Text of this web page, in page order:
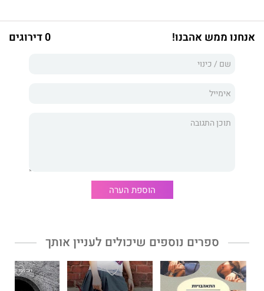
בספינת תענוגות בים הבלטי, משימה שציפתה לה מאוד.
שמבקש שתעבור לגור אתו כשהיא לא בטוחה במהלך הזה.
נדמה שהמים שתחת הספינה נעשים שקטים וגם בקרב אורחי
לורה שבדיוק נהנתה ממשקה אלכוהולי, שומעת חבטה מכיוון המים
ומבחינה באישה שבה נתקלה מספר פעמים, טובעת בתוך הים הסוער.
אנחנו ממש אהבנו! 0 דירוגים
הוספת הערה
ספרים נוספים שיכולים לעניין אותך